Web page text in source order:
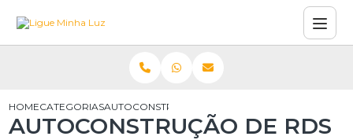
HOMECATEGORIASAUTOCONSTRUÇÃO DE RDS
AUTOCONSTRUÇÃO DE RDS